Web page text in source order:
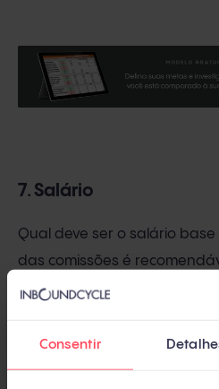
Consentir
7. Salário
Qual deve ser o salário
das comissões é
salário base. Isso é ótimo
não duram muito na
sistema de comissões for